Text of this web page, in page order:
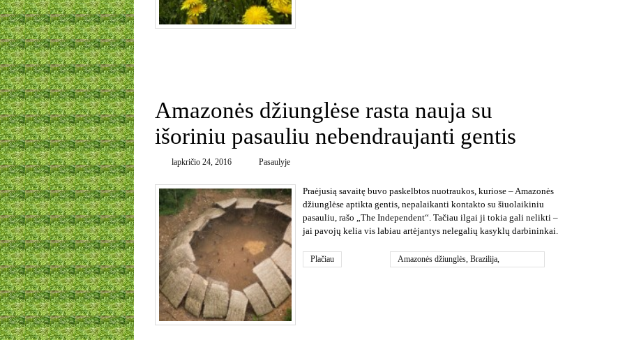
Amazonės džiunglėse rasta nauja su
išoriniu pasauliu nebendraujanti gentis
lapkričio 24, 2016 Pasaulyje
Praėjusią savaitę buvo paskelbtos nuotraukos, kuriose – Amazonės
džiunglėse aptikta gentis, nepalaikanti kontakto su šiuolaikiniu
pasauliu, rašo „The Independent“. Tačiau ilgai ji tokia gali nelikti –
jai pavojų kelia vis labiau artėjantys nelegalių kasyklų darbininkai.
Plačiau Amazonės džiunglės, Brazilija,